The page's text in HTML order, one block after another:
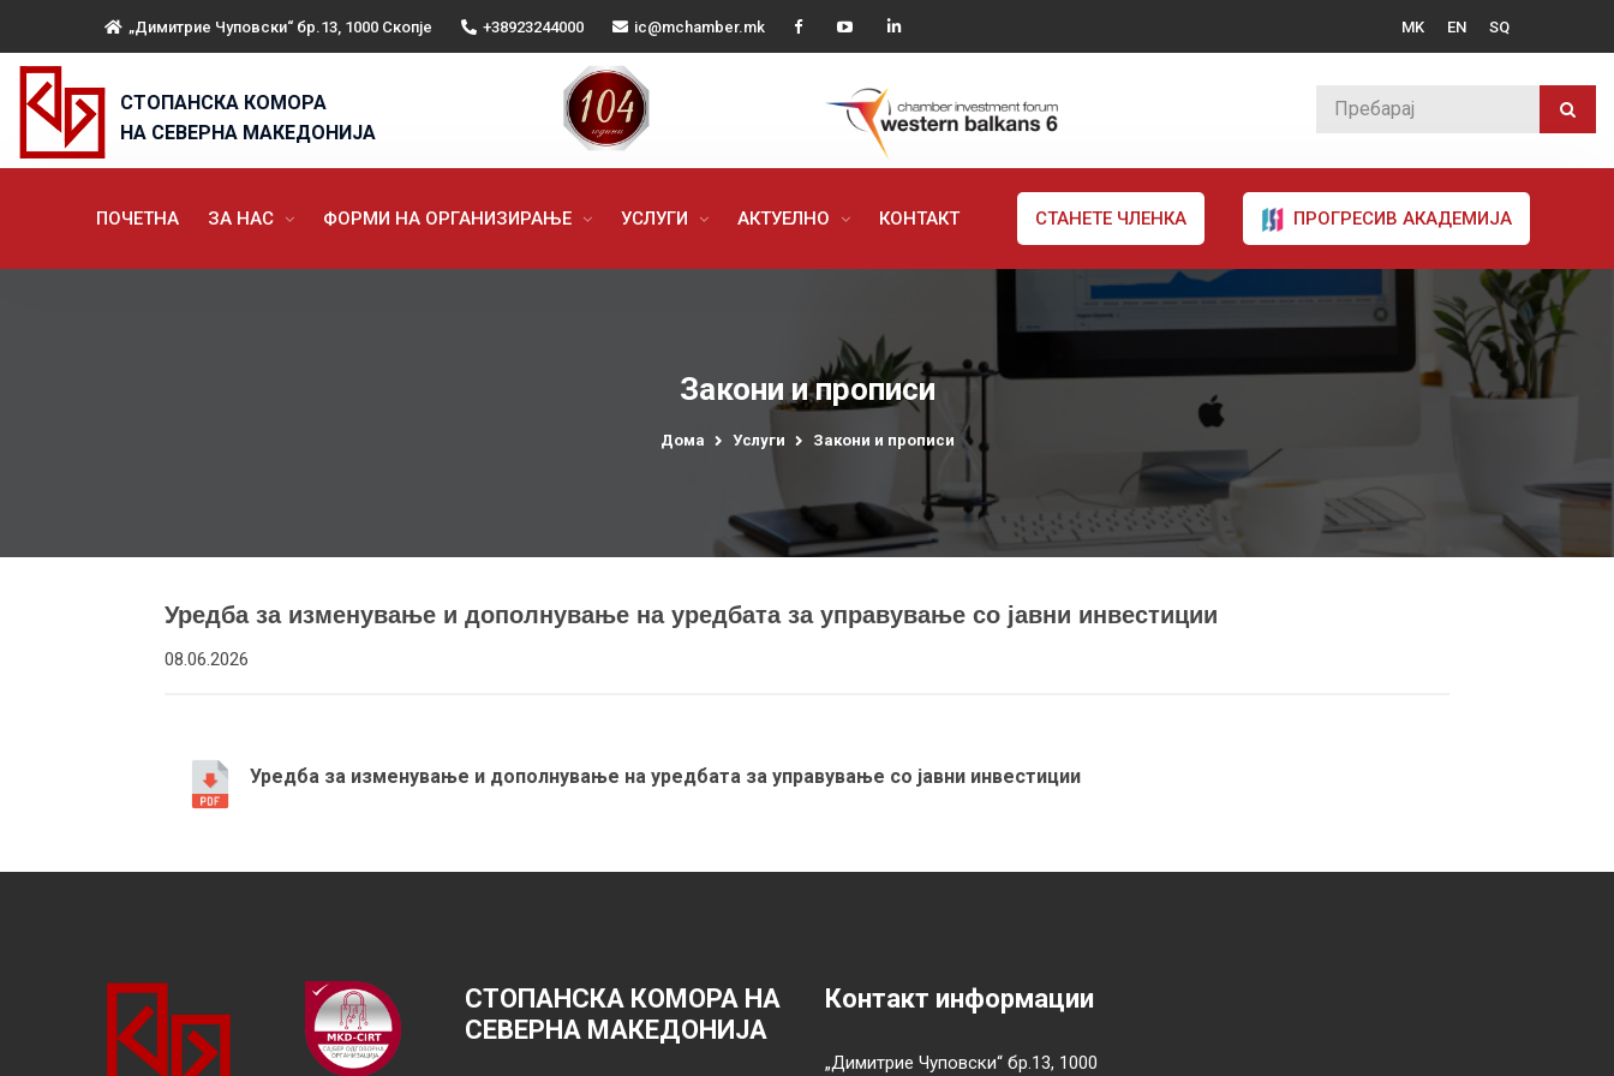
„Димитрие Чуповски“ бр.13, 1000 Скопје +38923244000 ic@mchamber.mk MK EN SQ
СТОПАНСКА КОМОРА
НА СЕВЕРНА МАКЕДОНИЈА
ПОЧЕТНА ЗА НАС ФОРМИ НА ОРГАНИЗИРАЊЕ УСЛУГИ АКТУЕЛНО КОНТАКТ СТАНЕТЕ ЧЛЕНКА ПРОГРЕСИВ АКАДЕМИЈА
Закони и прописи
Дома Услуги Закони и прописи
Уредба за изменување и дополнување на уредбата за управување со јавни инвестиции
08.06.2026
Уредба за изменување и дополнување на уредбата за управување со јавни инвестиции
СТОПАНСКА КОМОРА НА
СЕВЕРНА МАКЕДОНИЈА
Контакт информации
„Димитрие Чуповски“ бр.13, 1000